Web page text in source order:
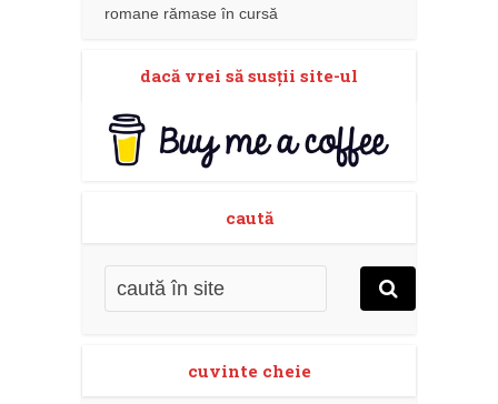
romane rămase în cursă
dacă vrei să susţii site-ul
caută
cuvinte cheie